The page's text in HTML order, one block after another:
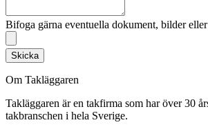
Bifoga gärna eventuella dokument, bilder
Skicka
Om Takläggaren
Takläggaren är en takfirma som har över 30
takbranschen i hela Sverige.